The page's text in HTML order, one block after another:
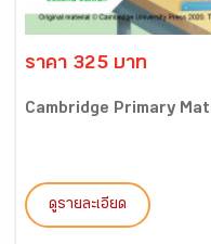
ราคา 325 บาท
Cambridge Primary
ดูรายละเอียด